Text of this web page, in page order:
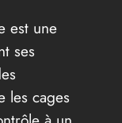
est une
ses
les cages